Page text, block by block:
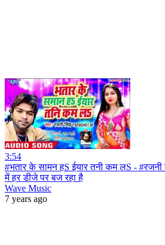
3:54
#भतार के सामन हS ईयार तनी कम लS - #रजनी
में हर डीजे पर बज रहा है
Wave Music
7 years ago